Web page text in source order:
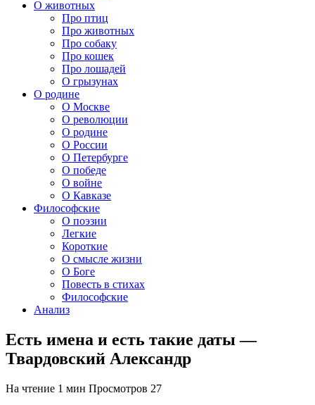
О животных
Про птиц
Про животных
Про собаку
Про кошек
Про лошадей
О грызунах
О родине
О Москве
О революции
О родине
О России
О Петербурге
О победе
О войне
О Кавказе
Философские
О поэзии
Легкие
Короткие
О смысле жизни
О Боге
Повесть в стихах
Философские
Анализ
Есть имена и есть такие даты —
Твардовский Александр
На чтение 1 мин Просмотров 27